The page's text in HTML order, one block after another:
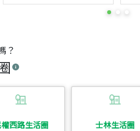
？
西路生活圈 士林生活圈